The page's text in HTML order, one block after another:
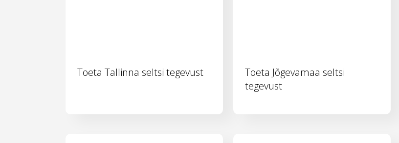
Toeta Tallinna seltsi tegevust
Toeta Jõgevamaa seltsi
tegevust